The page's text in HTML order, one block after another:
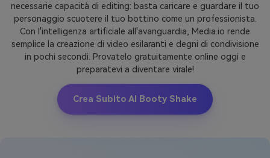
necessarie capacità di editing: basta caricare e guardare il tuo
personaggio scuotere il tuo bottino come un professionista.
Con l'intelligenza artificiale all'avanguardia, Media.io rende
semplice la creazione di video esilaranti e degni di condivisione
in pochi secondi. Provatelo gratuitamente online oggi e
preparatevi a diventare virale!
Crea Subito AI Booty Shake